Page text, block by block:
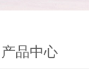
产品中心